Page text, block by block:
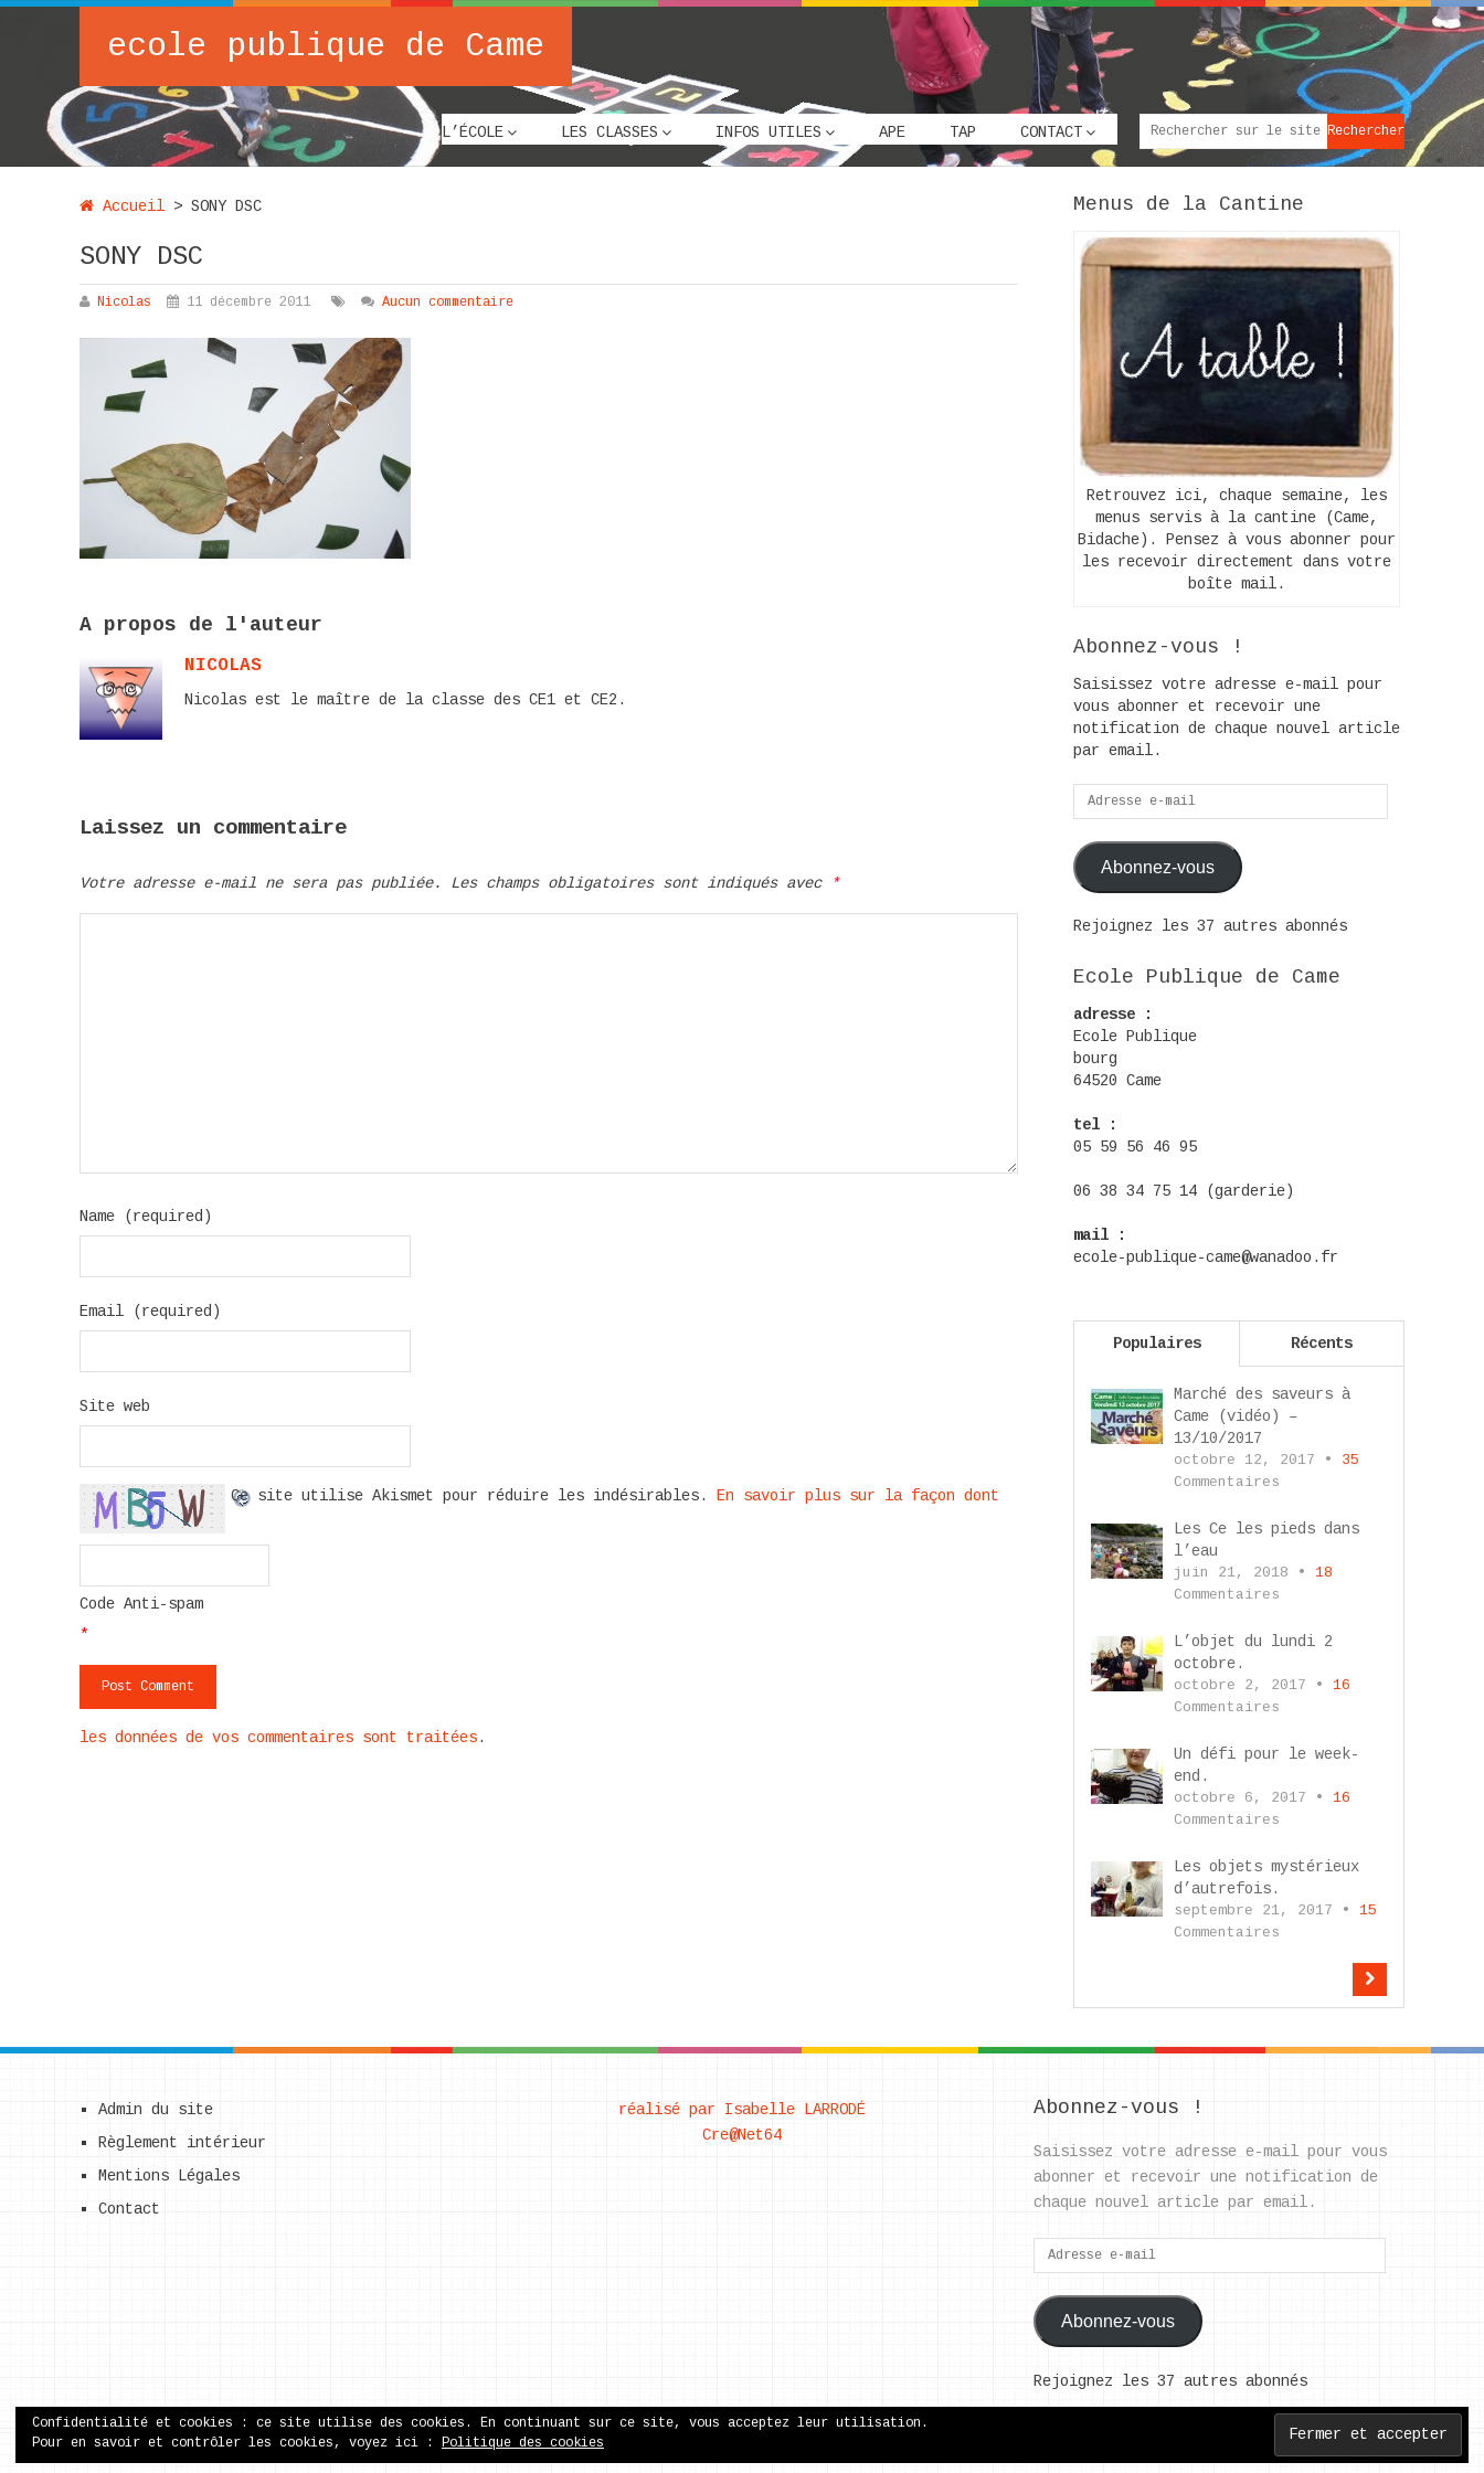
ecole publique de Came
L’ÉCOLE LES CLASSES INFOS UTILES APE TAP CONTACT
Accueil > SONY DSC
SONY DSC
Nicolas 11 décembre 2011 Aucun commentaire
A propos de l'auteur
NICOLAS
Nicolas est le maître de la classe des CE1 et CE2.
Laissez un commentaire
Votre adresse e-mail ne sera pas publiée. Les champs obligatoires sont indiqués avec *
Name (required)
Email (required)
Site web
Code Anti-spam
*
Ce site utilise Akismet pour réduire les indésirables. En savoir plus sur la façon dont
les données de vos commentaires sont traitées.
Menus de la Cantine
Retrouvez ici, chaque semaine, les
menus servis à la cantine (Came,
Bidache). Pensez à vous abonner pour
les recevoir directement dans votre
boîte mail.
Abonnez-vous !
Saisissez votre adresse e-mail pour
vous abonner et recevoir une
notification de chaque nouvel article
par email.
Adresse
e-
mail
Abonnez-vous
Rejoignez les 37 autres abonnés
Ecole Publique de Came
adresse :
Ecole Publique
bourg
64520 Came
tel :
05 59 56 46 95
06 38 34 75 14 (garderie)
mail :
ecole-publique-came@wanadoo.fr
Populaires Récents
Marché des saveurs à
Came (vidéo) –
13/10/2017
octobre 12, 2017 • 35
Commentaires
Les Ce les pieds dans
l’eau
juin 21, 2018 • 18
Commentaires
L’objet du lundi 2
octobre.
octobre 2, 2017 • 16
Commentaires
Un défi pour le week-
end.
octobre 6, 2017 • 16
Commentaires
Les objets mystérieux
d’autrefois.
septembre 21, 2017 • 15
Commentaires
Admin du site
Règlement intérieur
Mentions Légales
Contact
réalisé par Isabelle LARRODÉ
Cre@Net64
Abonnez-vous !
Saisissez votre adresse e-mail pour vous
abonner et recevoir une notification de
chaque nouvel article par email.
Adresse
e-
mail
Abonnez-vous
Rejoignez les 37 autres abonnés
Copyright © 2026. Back to Top
Confidentialité et cookies : ce site utilise des cookies. En continuant sur ce site, vous acceptez leur utilisation.
Pour en savoir et contrôler les cookies, voyez ici : Politique des cookies